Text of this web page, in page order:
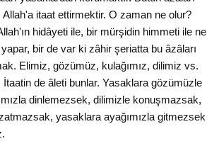
itaat ettirmektir. O zaman ne olur?
hidâyeti ile, bir mürşidin himmeti ile ne
bir de var ki zâhir şeriatta bu âzâları
Elimiz, gözümüz, kulağımız, dilimiz vs.
İtaatin de âleti bunlar. Yasaklara gözümüzle
dinlemezsek, dilimizle konuşmazsak,
yasaklara ayağımızla gitmezsek